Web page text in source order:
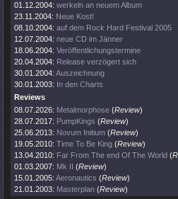
01.12.2004: werkeln an neuem Album
23.11.2004: Neue Kost!
08.10.2004: auf dem Rock Hard Festival 2005
12.07.2004: neue CD im Jänner
18.06.2004: Veröffentlichungstermine
20.04.2004: Release verzögert sich
30.01.2004: Auszeichnung
30.01.2003: In den Charts
Reviews
08.07.2026: Metalmorphose (Review)
28.07.2017: PumpKings (Review)
25.06.2013: Novum Initium (Review)
19.05.2010: Time To Be King (Review)
13.04.2010: Far From The end Of The World (
01.03.2007: Mk II (Review)
15.01.2005: Aeronautics (Review)
21.01.2003: Masterplan (Review)